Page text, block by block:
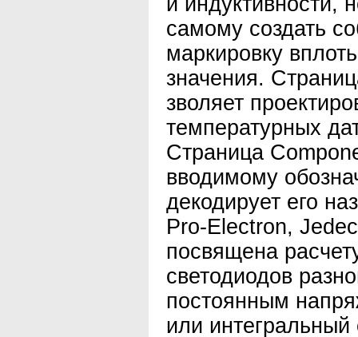
самому создать
маркировку
значения.
зволяет
температурных
Страница
вводимому
декодирует его
Pro-Electron,
посвящена
светодиодов
постоянным
или интегральный